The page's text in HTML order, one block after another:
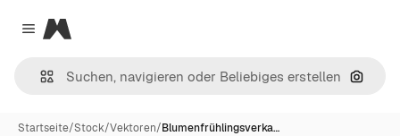
Close menu
Magnific
Nach
Startseite/Stock/Vektoren/Blumenfrühlingsverka…